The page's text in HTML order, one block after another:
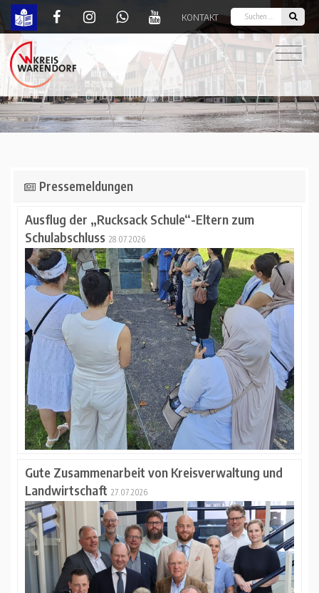
Startseite | Kreis Warendorf
KONTAKT
Pressemeldungen
Ausflug der „Rucksack Schule“-Eltern zum
Schulabschluss 28.07.2026
Gute Zusammenarbeit von Kreisverwaltung und
Landwirtschaft 27.07.2026